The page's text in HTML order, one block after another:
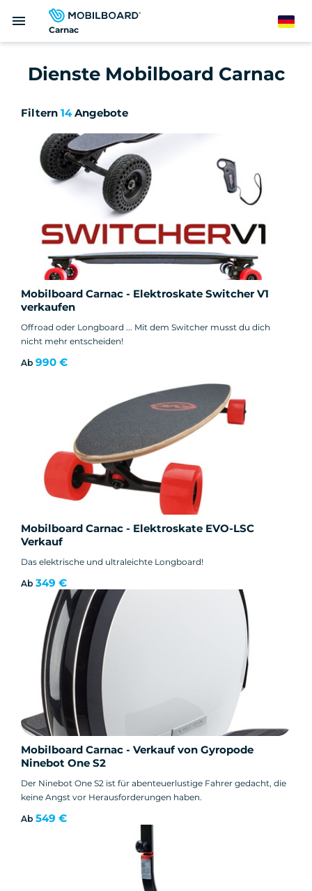
zum
Carnac
menu German
Dienste Mobilboard Carnac
Filtern 14Angebote
Mobilboard Carnac - Elektroskate Switcher V1
verkaufen
Offroad oder Longboard ... Mit dem Switcher musst du dich
nicht mehr entscheiden!
Ab 990 €
Mobilboard Carnac - Elektroskate EVO-LSC
Verkauf
Das elektrische und ultraleichte Longboard!
Ab 349 €
Mobilboard Carnac - Verkauf von Gyropode
Ninebot One S2
Der Ninebot One S2 ist für abenteuerlustige Fahrer gedacht, die
keine Angst vor Herausforderungen haben.
Ab 549 €